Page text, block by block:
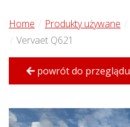
Home Produkty używane
Vervaet Q621
powrót do przeglądu